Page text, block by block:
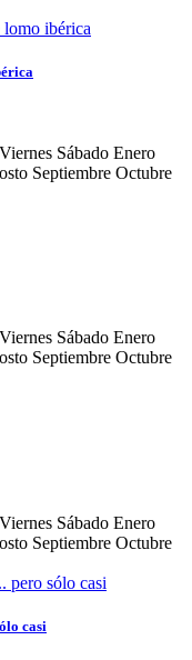
Sábado Enero
Septiembre Octubre
Sábado Enero
Septiembre Octubre
Sábado Enero
Septiembre Octubre
casi